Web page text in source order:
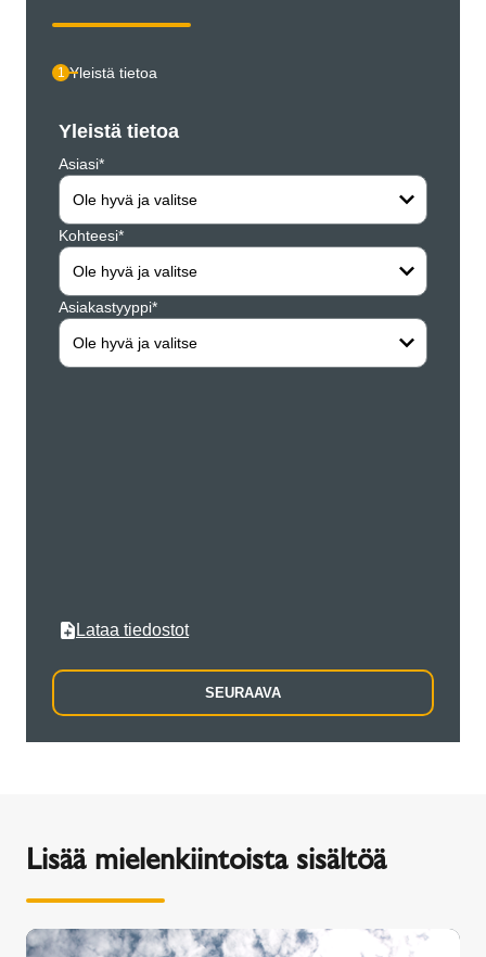
1 Yleistä tietoa
Yleistä tietoa
Asiasi*
Ole hyvä ja valitse
Kohteesi*
Ole hyvä ja valitse
Asiakastyyppi*
Ole hyvä ja valitse
Lataa tiedostot
SEURAAVA
Lisää mielenkiintoista sisältöä